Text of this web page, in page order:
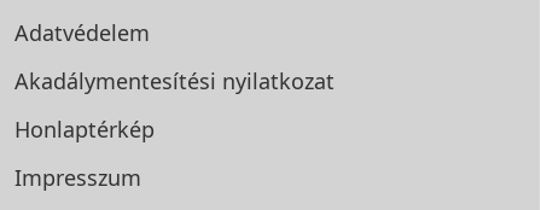
Adatvédelem
Akadálymentesítési nyilatkozat
Honlaptérkép
Impresszum